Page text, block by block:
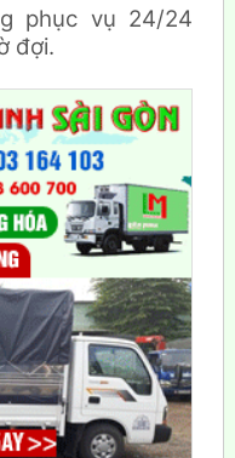
phục vụ 24/24
đợi.